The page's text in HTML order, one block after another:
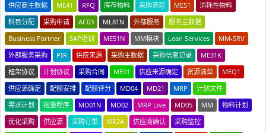
供应商主数据
ME41 RFQ 库存物料 采购流程 ME51
消耗性物料
科目分配
采购申请 AC03 ML81N 外部服务
服务主数据
Business Partner
SAP培训 ME51N MM模块 Lean Services
MM-SRV
外部服务采购
PIR 供应来源 采购主数据 采购信息记录
ME31K
框架协议
计划协议 采购合同 ME01 供应来源确定 货源清单
MEQ1
供应源确定
配额安排 配额评分 MD04 MD21 MRP
计划文件
需求计划
批量程序 MD01N MD02 MRP Live MD05 MM
物料计划
优化采购
供应源 采购订单 ME2A 供应商确认
采购监控